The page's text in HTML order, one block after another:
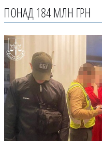
ПОНАД 184 МЛН ГРН